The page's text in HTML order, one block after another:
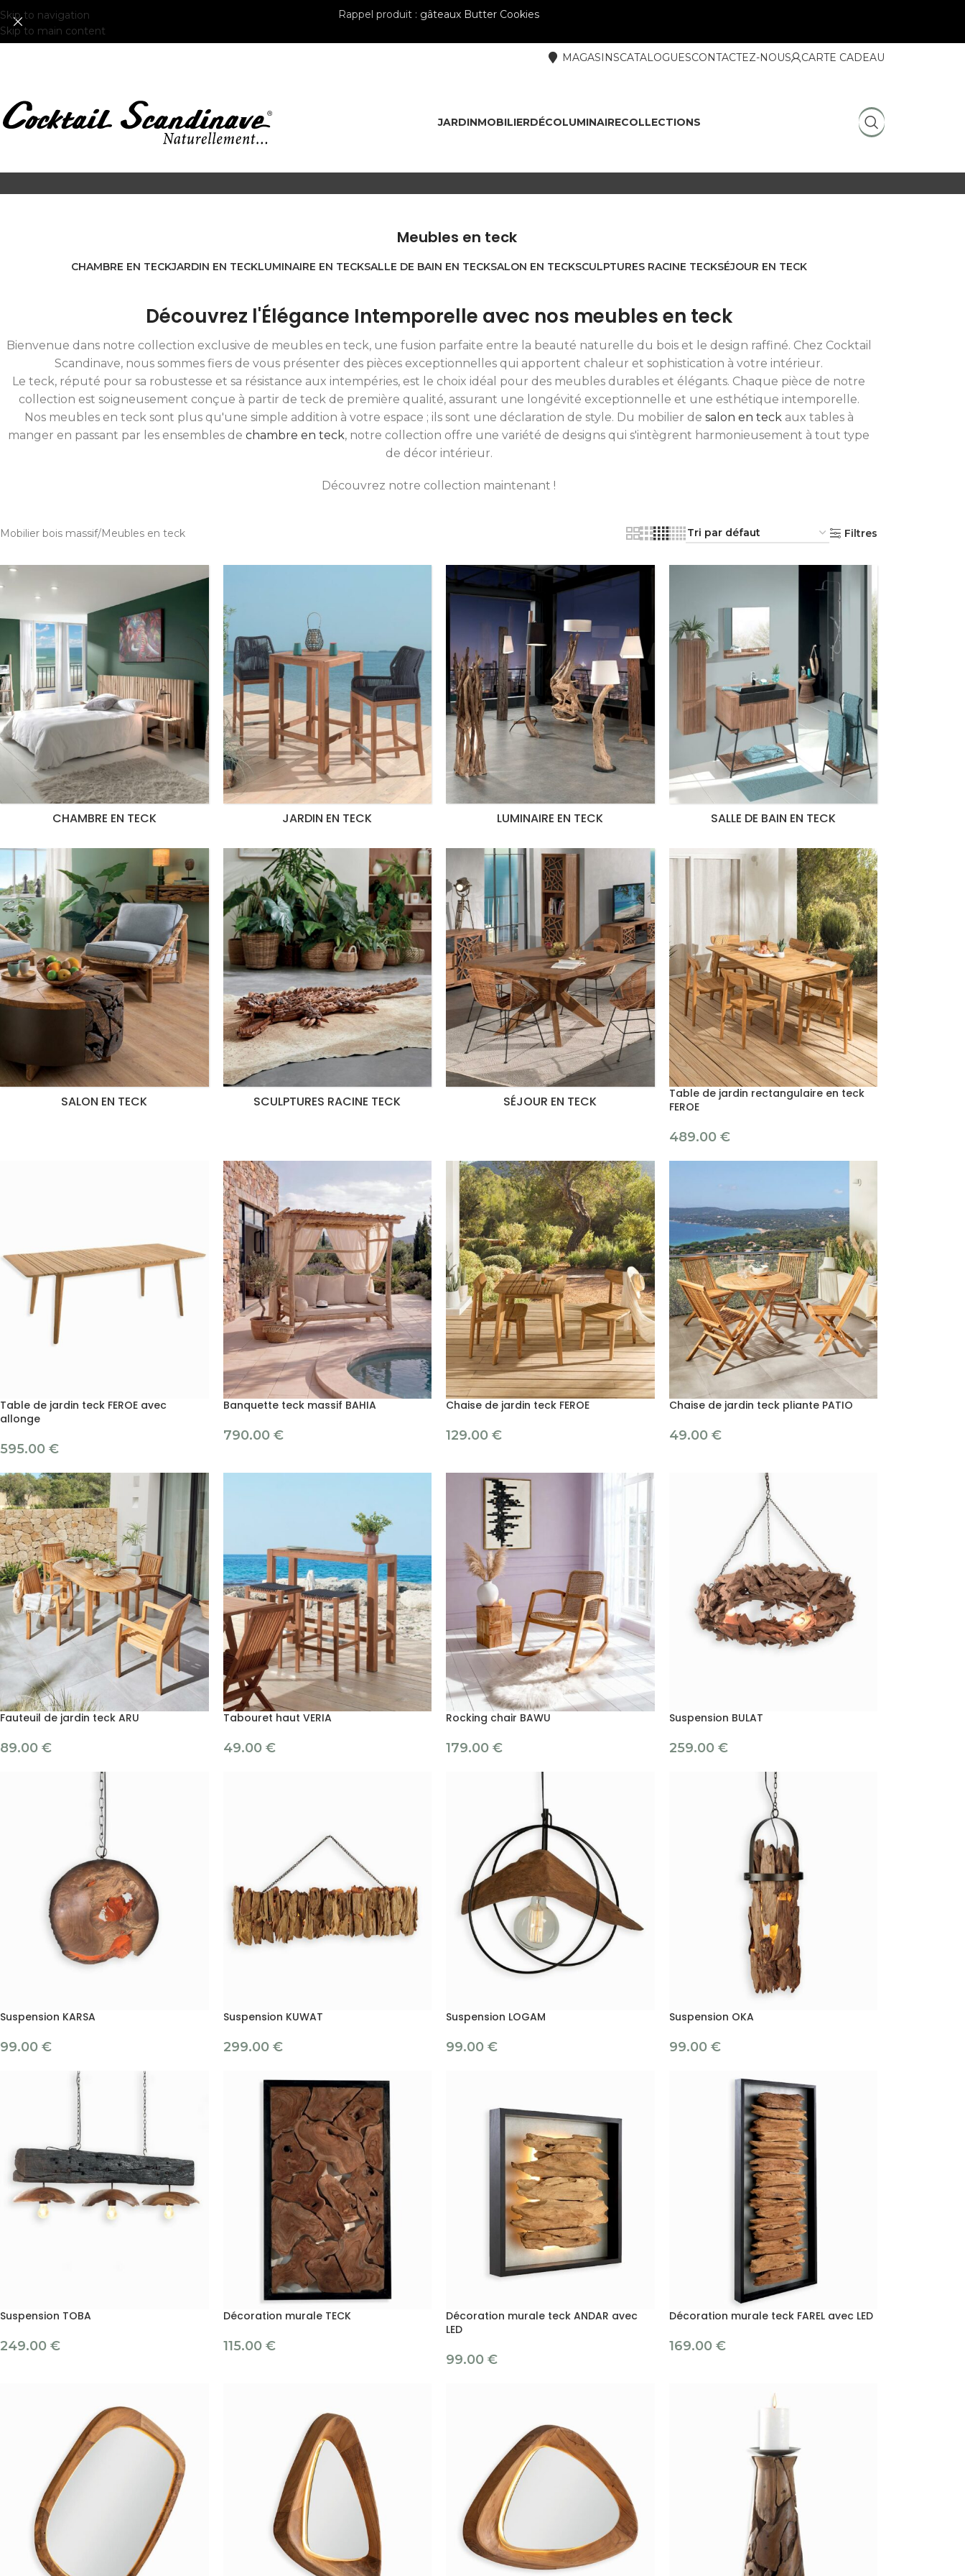
Skip to navigation
Skip to main content
Rappel produit : gâteaux Butter Cookies
MAGASINSCATALOGUESCONTACTEZ-NOUS CARTE CADEAU
JARDINMOBILIERDÉCOLUMINAIRECOLLECTIONS
Meubles en teck
CHAMBRE EN TECKJARDIN EN TECKLUMINAIRE EN TECKSALLE DE BAIN EN TECKSALON EN TECKSCULPTURES RACINE TECKSÉJOUR EN TECK
Découvrez l'Élégance Intemporelle avec nos meubles en teck
Bienvenue dans notre collection exclusive de meubles en teck, une fusion parfaite entre la beauté naturelle du bois et le design raffiné. Chez Cocktail
Scandinave, nous sommes fiers de vous présenter des pièces exceptionnelles qui apportent chaleur et sophistication à votre intérieur.
Le teck, réputé pour sa robustesse et sa résistance aux intempéries, est le choix idéal pour des meubles durables et élégants. Chaque pièce de notre
collection est soigneusement conçue à partir de teck de première qualité, assurant une longévité exceptionnelle et une esthétique intemporelle.
Nos meubles en teck sont plus qu'une simple addition à votre espace ; ils sont une déclaration de style. Du mobilier de salon en teckaux tables à
manger en passant par les ensembles de chambre en teck, notre collection offre une variété de designs qui s'intègrent harmonieusement à tout type
de décor intérieur.
Découvrez notre collection maintenant !
Mobilier bois massif Meubles en teck Filtres
CHAMBRE EN TECK JARDIN EN TECK LUMINAIRE EN TECK SALLE DE BAIN EN TECK
SALON EN TECK SCULPTURES RACINE TECK SÉJOUR EN TECK
Table de jardin rectangulaire en teck
FEROE
489.00 €
Table de jardin teck FEROE avec
allonge
595.00 €
Banquette teck massif BAHIA
790.00 €
Chaise de jardin teck FEROE
129.00 €
Chaise de jardin teck pliante PATIO
49.00 €
Fauteuil de jardin teck ARU
89.00 €
Tabouret haut VERIA
49.00 €
Rocking chair BAWU
179.00 €
Suspension BULAT
259.00 €
Suspension KARSA
99.00 €
Suspension KUWAT
299.00 €
Suspension LOGAM
99.00 €
Suspension OKA
99.00 €
Suspension TOBA
249.00 €
Décoration murale TECK
115.00 €
Décoration murale teck ANDAR avec
LED
99.00 €
Décoration murale teck FAREL avec LED
169.00 €